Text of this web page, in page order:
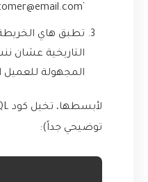
تطبق هاي
التاريخية عشان
المجهولة للعميل
توضيحي جداً):